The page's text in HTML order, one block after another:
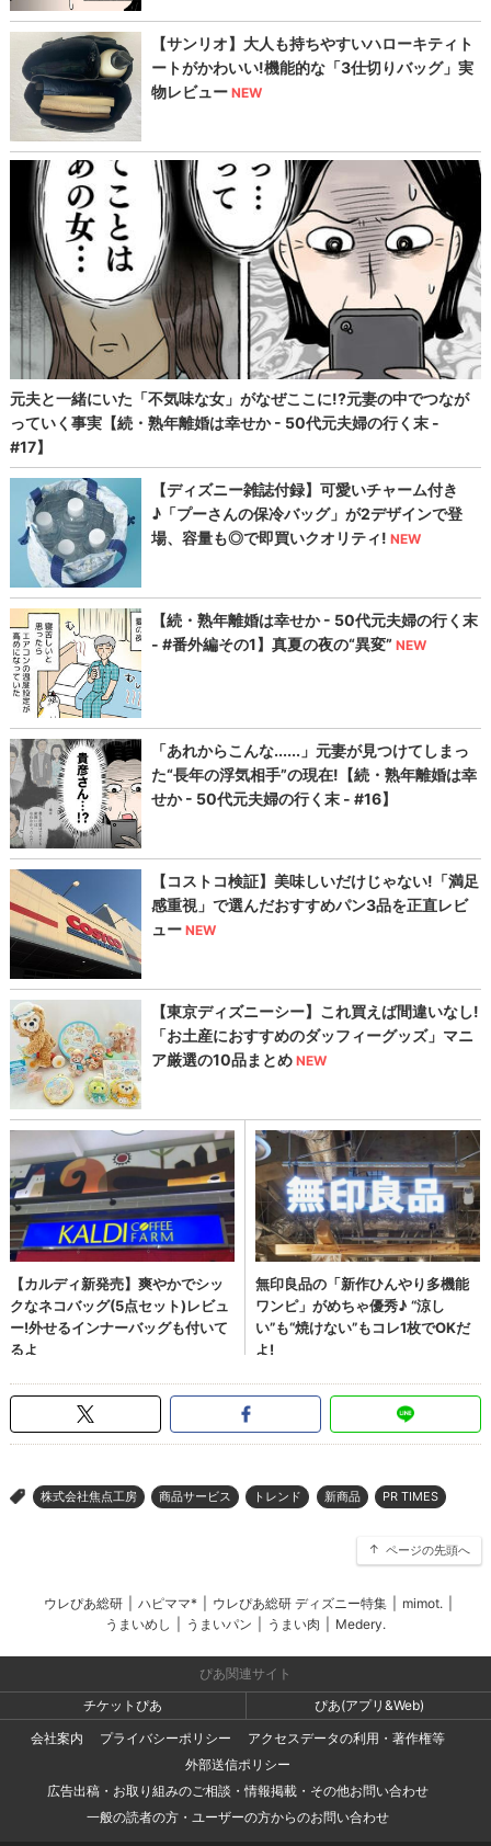
> 株式会社焦点工房 商品サービス トレンド 新商品 PR TIMES
ページの先頭へ
ウレぴあ総研 ハピママ* ウレぴあ総研 ディズニー特集 mimot.
うまいめし
うまいパン うまい肉 Medery.
ぴあ関連サイト
チケットぴあ
ぴあ(アプリ&Web)
会社案内
プライバシーポリシー
アクセスデータの利用・著作権等
外部送信ポリシー
広告出稿・お取り組みのご相談・情報掲載・その他お問い合わせ
一般の読者の方・ユーザーの方からのお問い合わせ